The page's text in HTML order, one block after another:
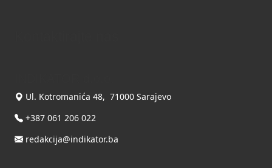
Ul. Kotromanića 48, 71000 Sarajevo
+387 061 206 022
redakcija@indikator.ba